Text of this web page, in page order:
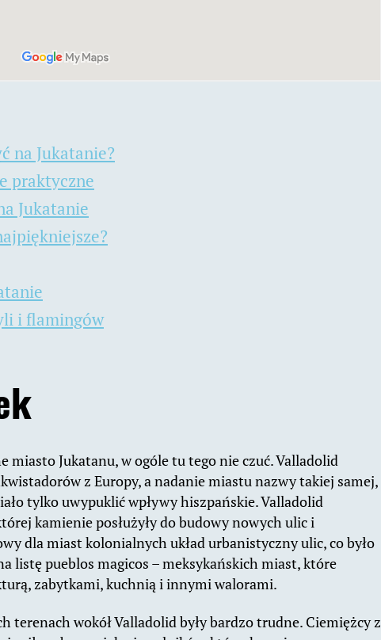
na Jukatanie?
praktyczne
Jukatanie
i flamingów
Jukatanu, w ogóle tu tego nie czuć. Valladolid
z Europy, a nadanie miastu nazwy takiej samej,
tylko uwypuklić wpływy hiszpańskie. Valladolid
kamienie posłużyły do budowy nowych ulic i
dla miast kolonialnych układ urbanistyczny ulic, co było
listę pueblos magicos – meksykańskich miast, które
zabytkami, kuchnią i innymi walorami.
terenach wokół Valladolid były bardzo trudne. Ciemiężcy z